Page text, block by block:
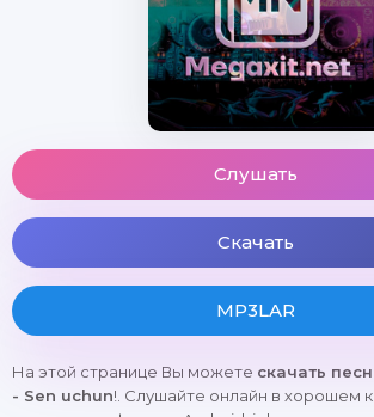
Слушать
Скачать
MP3LAR
На этой странице Вы можете скачать
- Sen uchun!. Слушайте онлайн в хорошем